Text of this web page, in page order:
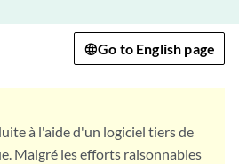
Go to English page
à l'aide d'un logiciel tiers de
Malgré les efforts raisonnables